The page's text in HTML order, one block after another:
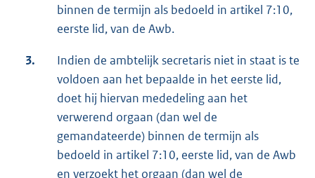
binnen de termijn als bedoeld in artikel 7:10,
eerste lid, van de Awb.
3.
Indien de ambtelijk secretaris niet in staat is te
voldoen aan het bepaalde in het eerste lid,
doet hij hiervan mededeling aan het
verwerend orgaan (dan wel de
gemandateerde) binnen de termijn als
bedoeld in artikel 7:10, eerste lid, van de Awb
en verzoekt het orgaan (dan wel de